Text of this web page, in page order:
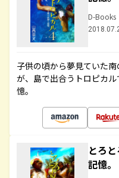
D-Books
子供の頃から夢見ていた
が、島で出合うトロピカ
憶。
とろ
記憶